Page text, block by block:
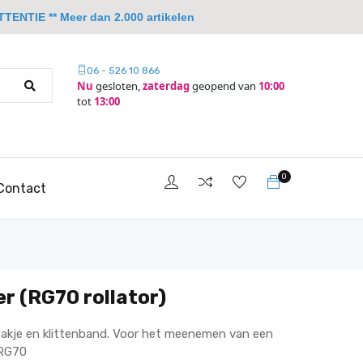
06 - 526 10 866
Nu gesloten, zaterdaggeopend van 10:00
tot 13:00
0
(RG70 rollator)
en klittenband. Voor het meenemen van een
** Meer dan 2.000 artikelen